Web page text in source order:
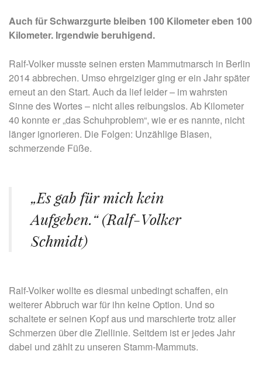
Auch für Schwarzgurte bleiben 100 Kilometer eben 100
Kilometer. Irgendwie beruhigend.
Ralf-Volker musste seinen ersten Mammutmarsch in Berlin
2014 abbrechen. Umso ehrgeiziger ging er ein Jahr später
erneut an den Start. Auch da lief leider – im wahrsten
Sinne des Wortes – nicht alles reibungslos. Ab Kilometer
40 konnte er „das Schuhproblem“, wie er es nannte, nicht
länger ignorieren. Die Folgen: Unzählige Blasen,
schmerzende Füße.
„Es gab für mich kein
Aufgeben.“ (Ralf-Volker
Schmidt)
Ralf-Volker wollte es diesmal unbedingt schaffen, ein
weiterer Abbruch war für ihn keine Option. Und so
schaltete er seinen Kopf aus und marschierte trotz aller
Schmerzen über die Ziellinie. Seitdem ist er jedes Jahr
dabei und zählt zu unseren Stamm-Mammuts.